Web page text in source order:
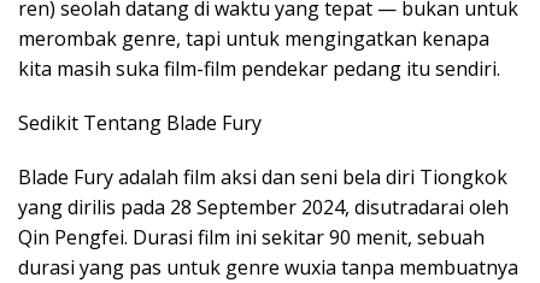
ren) seolah datang di waktu yang tepat — bukan untuk
merombak genre, tapi untuk mengingatkan kenapa
kita masih suka film-film pendekar pedang itu sendiri.
Sedikit Tentang Blade Fury
Blade Fury adalah film aksi dan seni bela diri Tiongkok
yang dirilis pada 28 September 2024, disutradarai oleh
Qin Pengfei. Durasi film ini sekitar 90 menit, sebuah
durasi yang pas untuk genre wuxia tanpa membuatnya